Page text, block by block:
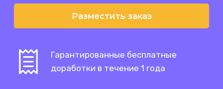
Разместить заказ
Гарантированные бесплатные
доработки в течение 1 года